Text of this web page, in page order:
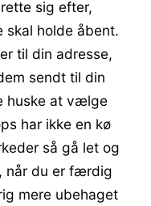
sig efter,
skal holde åbent.
til din adresse,
sendt til din
huske at vælge
har ikke en kø
så gå let og
når du er færdig
mere ubehaget